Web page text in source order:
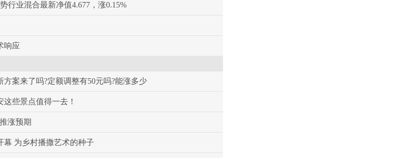
行业混合最新净值4.677，涨0.15%
响应
方案来了吗?定额调整有50元吗?能涨多少
这些景点值得一去！
涨预期
幕 为乡村播撒艺术的种子